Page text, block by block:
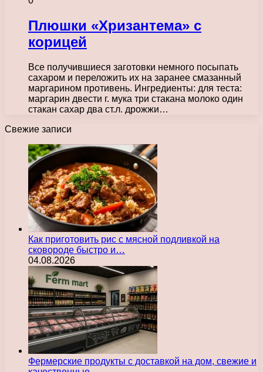
Плюшки «Хризантема» с
корицей
Все получившиеся заготовки немного посыпать
сахаром и переложить их на заранее смазанный
маргарином противень. Ингредиенты: для теста:
маргарин двести г. мука три стакана молоко один
стакан сахар два ст.л. дрожжи…
Свежие записи
Как приготовить рис с мясной подливкой на
сковороде быстро и…
04.08.2026
Фермерские продукты с доставкой на дом, свежие и